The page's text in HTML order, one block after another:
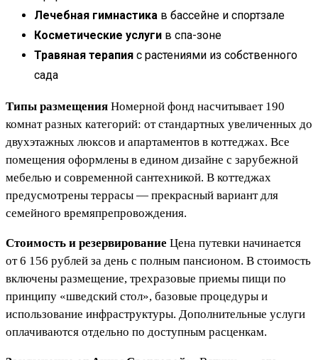
Лечебная гимнастика в бассейне и спортзале
Косметические услуги в спа-зоне
Травяная терапия с растениями из собственного
сада
Типы размещения Номерной фонд насчитывает 190
комнат разных категорий: от стандартных увеличенных до
двухэтажных люксов и апартаментов в коттеджах. Все
помещения оформлены в едином дизайне с зарубежной
мебелью и современной сантехникой. В коттеджах
предусмотрены террасы — прекрасный вариант для
семейного времяпрепровождения.
Стоимость и резервирование Цена путевки начинается
от 6 156 рублей за день с полным пансионом. В стоимость
включены размещение, трехразовые приемы пищи по
принципу «шведский стол», базовые процедуры и
использование инфраструктуры. Дополнительные услуги
оплачиваются отдельно по доступным расценкам.